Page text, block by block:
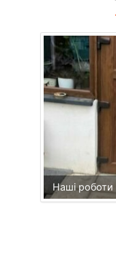
Наші роботи